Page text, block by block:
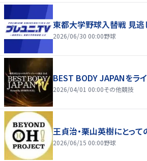
東都大学野球入替戦 見逃
2026/06/30 00:00野球
BEST BODY JAPANをライ
2026/04/01 00:00その他競技
王貞治・栗山英樹にとっ
2026/06/15 00:00野球